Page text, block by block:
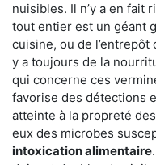
nuisibles. Il n’y a en fait
tout entier est un géant
cuisine, ou de
y a toujours de la
qui concerne ces
favorise des détections
atteinte à la propreté
eux des microbes
intoxication alimentaire